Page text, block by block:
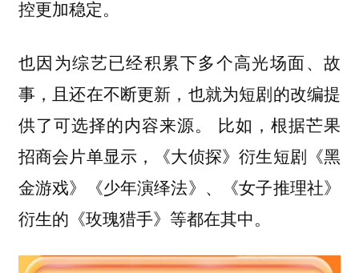
控更加稳定。
也因为综艺已经积累下多个高光场面、故
事，且还在不断更新，也就为短剧的改编提
供了可选择的内容来源。
比如，根据芒果
招商会片单显示，《大侦探》衍生短剧《黑
金游戏》《少年演绎法》、《女子推理社》
衍生的《玫瑰猎手》等都在其中。